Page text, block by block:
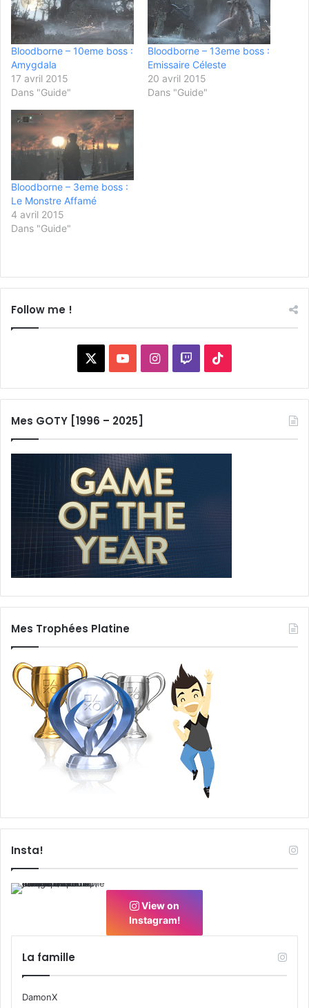
Bloodborne – 10eme boss :
Amygdala
17 avril 2015
Dans "Guide"
Bloodborne – 13eme boss :
Emissaire Céleste
20 avril 2015
Dans "Guide"
Bloodborne – 3eme boss :
Le Monstre Affamé
4 avril 2015
Dans "Guide"
Follow me !
YouTubeInstagram
Twitch
Mes GOTY [1996 – 2025]
Mes Trophées Platine
Insta!
View on
Instagram!
La famille
DamonX